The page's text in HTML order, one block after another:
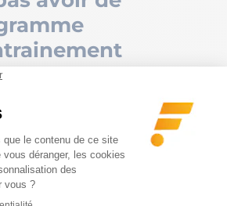
Avec un programme
sur le long terme.
pas avoir